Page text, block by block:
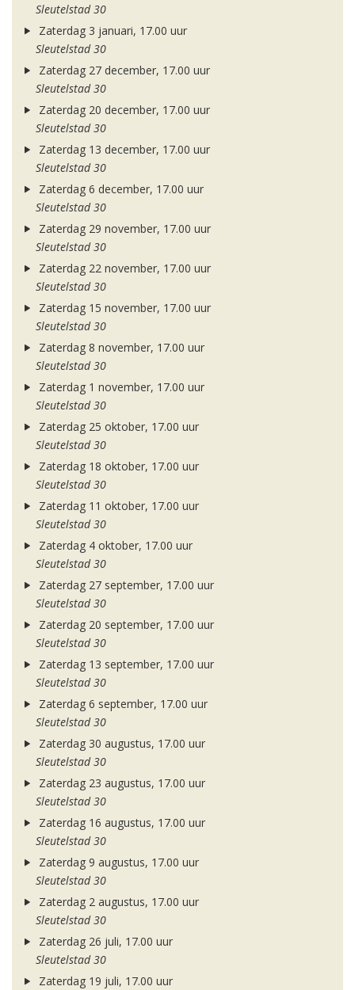
Sleutelstad 30
Zaterdag 3 januari, 17.00 uur
Sleutelstad 30
Zaterdag 27 december, 17.00 uur
Sleutelstad 30
Zaterdag 20 december, 17.00 uur
Sleutelstad 30
Zaterdag 13 december, 17.00 uur
Sleutelstad 30
Zaterdag 6 december, 17.00 uur
Sleutelstad 30
Zaterdag 29 november, 17.00 uur
Sleutelstad 30
Zaterdag 22 november, 17.00 uur
Sleutelstad 30
Zaterdag 15 november, 17.00 uur
Sleutelstad 30
Zaterdag 8 november, 17.00 uur
Sleutelstad 30
Zaterdag 1 november, 17.00 uur
Sleutelstad 30
Zaterdag 25 oktober, 17.00 uur
Sleutelstad 30
Zaterdag 18 oktober, 17.00 uur
Sleutelstad 30
Zaterdag 11 oktober, 17.00 uur
Sleutelstad 30
Zaterdag 4 oktober, 17.00 uur
Sleutelstad 30
Zaterdag 27 september, 17.00 uur
Sleutelstad 30
Zaterdag 20 september, 17.00 uur
Sleutelstad 30
Zaterdag 13 september, 17.00 uur
Sleutelstad 30
Zaterdag 6 september, 17.00 uur
Sleutelstad 30
Zaterdag 30 augustus, 17.00 uur
Sleutelstad 30
Zaterdag 23 augustus, 17.00 uur
Sleutelstad 30
Zaterdag 16 augustus, 17.00 uur
Sleutelstad 30
Zaterdag 9 augustus, 17.00 uur
Sleutelstad 30
Zaterdag 2 augustus, 17.00 uur
Sleutelstad 30
Zaterdag 26 juli, 17.00 uur
Sleutelstad 30
Zaterdag 19 juli, 17.00 uur